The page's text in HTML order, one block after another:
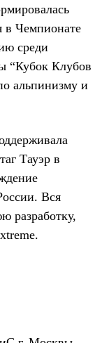
в Чемпионате
среди
“Кубок Клубов
альпинизму и
Тауэр в
Вся
разработку,
.